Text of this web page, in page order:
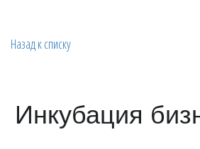
Назад к списку
Инкубация